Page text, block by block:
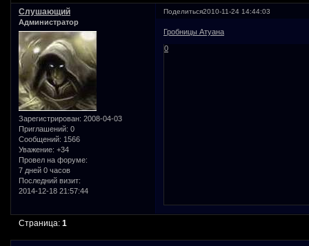
Поделиться2010-11-24 14:44:03
Слушающий
Администратор
Зарегистрирован: 2008-04-03
Приглашений: 0
Сообщений: 1566
Уважение: +34
Провел на форуме:
7 дней 0 часов
Последний визит:
2014-12-18 21:57:44
Гробницы Атуана
0
Страница:1